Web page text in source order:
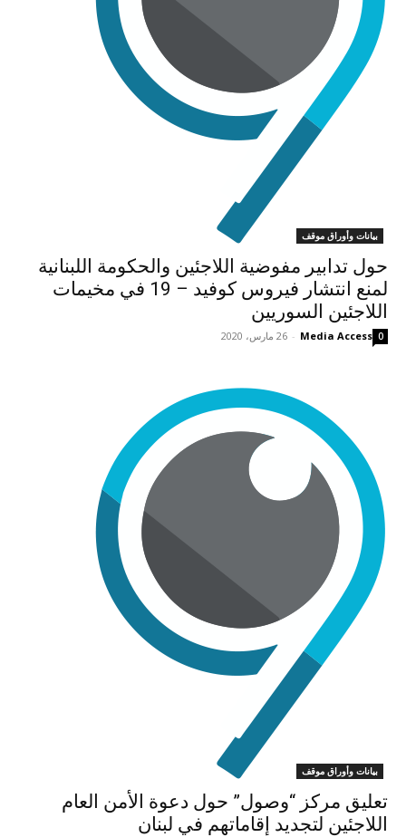
بيانات وأوراق موقف
حول تدابير مفوضية اللاجئين والحكومة اللبنانية
لمنع انتشار فيروس كوفيد – 19 في مخيمات
اللاجئين السوريين
Media Access
- 26 مارس، 2020 0
بيانات وأوراق موقف
تعليق مركز “وصول” حول دعوة الأمن العام
اللاجئين لتجديد إقاماتهم في لبنان